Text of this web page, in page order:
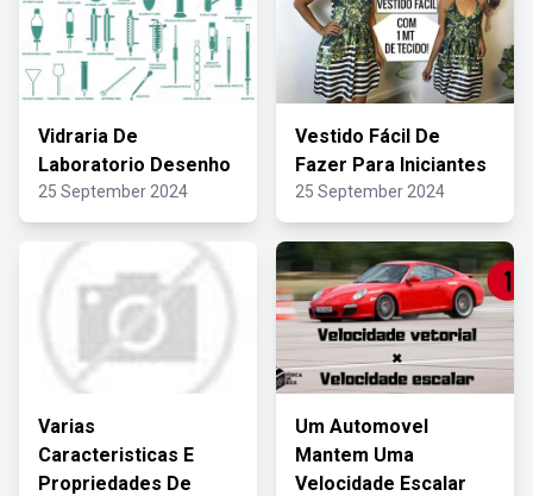
Vidraria De
Laboratorio Desenho
25 September 2024
Vestido Fácil De
Fazer Para Iniciantes
25 September 2024
Varias
Caracteristicas E
Propriedades De
Um Automovel
Mantem Uma
Velocidade Escalar